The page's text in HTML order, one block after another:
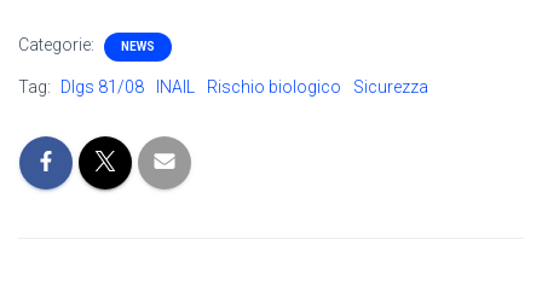
Categorie: NEWS
Tag: Dlgs 81/08 INAIL Rischio biologico Sicurezza